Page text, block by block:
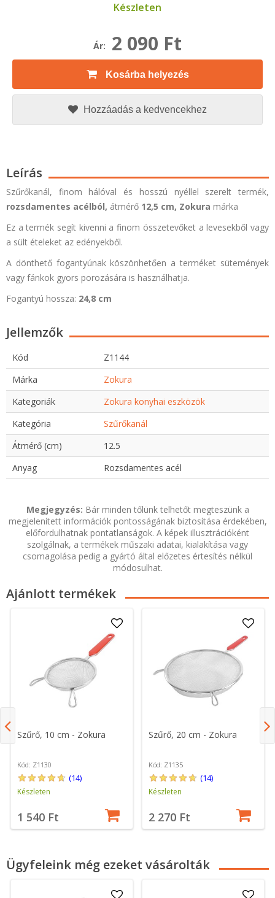
Készleten
Ár: 2 090 Ft
Kosárba helyezés
Hozzáadás a kedvencekhez
Leírás
Szűrőkanál, finom hálóval és hosszú nyéllel szerelt termék,
rozsdamentes acélból, átmérő 12,5 cm, Zokura márka
Ez a termék segít kivenni a finom összetevőket a levesekből vagy
a sült ételeket az edényekből.
A dönthető fogantyúnak köszönhetően a terméket sütemények
vagy fánkok gyors porozására is használhatja.
Fogantyú hossza: 24,8 cm
Jellemzők
Kód
Z1144
Márka
Zokura
Kategoriák
Zokura konyhai eszközök
Kategória
Szűrőkanál
Átmérő (cm)
12.5
Anyag
Rozsdamentes acél
Megjegyzés: Bár minden tőlünk telhetőt megteszünk a
megjelenített információk pontosságának biztosítása érdekében,
előfordulhatnak pontatlanságok. A képek illusztrációként
szolgálnak, a termékek műszaki adatai, kialakítása vagy
csomagolása pedig a gyártó által előzetes értesítés nélkül
módosulhat.
Ajánlott termékek
Szűrő, 10 cm - Zokura
Kód: Z1130
(14)
Készleten
1 540 Ft
Szűrő, 20 cm - Zokura
Kód: Z1135
(14)
Készleten
2 270 Ft
Ügyfeleink még ezeket vásárolták